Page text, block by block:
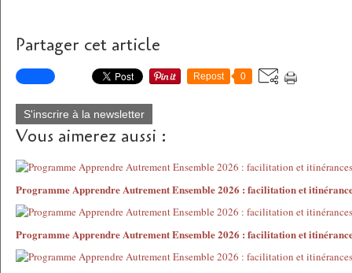
Partager cet article
Repost 0
S'inscrire à la newsletter
Vous aimerez aussi :
Programme Apprendre Autrement Ensemble 2026 : facilitation et
Programme Apprendre Autrement Ensemble 2026 : facilitation et